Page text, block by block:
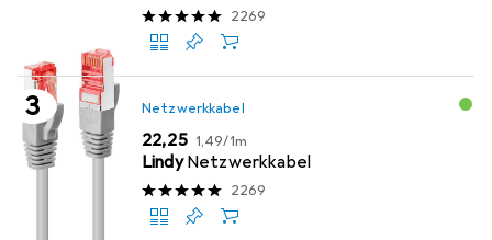
2269
Netzwerkkabel
EUR
22,25 EUR
1,49/1m
Lindy Netzwerkkabel
2269